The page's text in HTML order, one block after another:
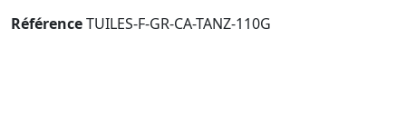
RéférenceTUILES-F-GR-CA-TANZ-110G